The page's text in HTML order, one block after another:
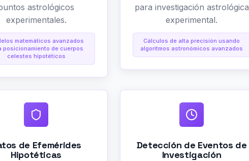
astrológicos
experimentales.
matemáticos avanzados
posicionamiento de cuerpos
celestes hipotéticos
para investigación astrológica
experimental.
Cálculos de alta precisión usando
algoritmos astronómicos avanzados
de Efemérides
Hipotéticas
Detección de Eventos de
Investigación